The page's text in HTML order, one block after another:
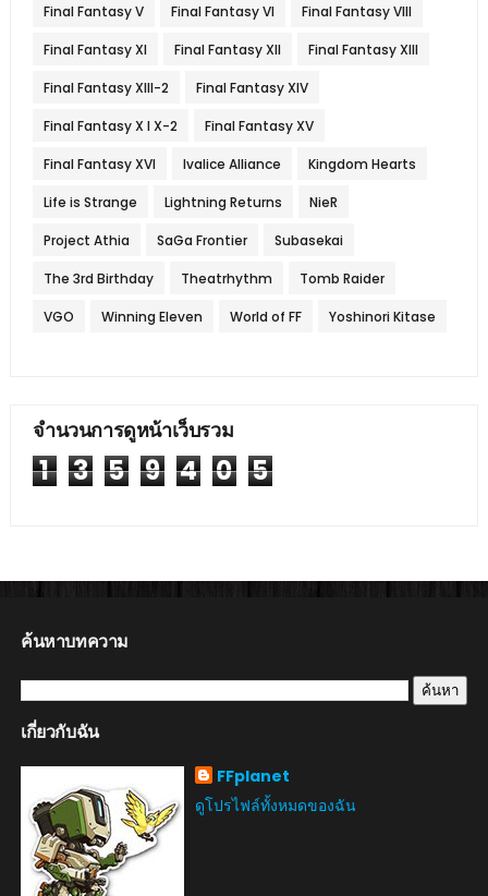
Final Fantasy V Final Fantasy VI Final Fantasy VIII
Final Fantasy XI Final Fantasy XII Final Fantasy XIII
Final Fantasy XIII-2 Final Fantasy XIV
Final Fantasy X l X-2 Final Fantasy XV
Final Fantasy XVI Ivalice Alliance Kingdom Hearts
Life is Strange Lightning Returns NieR
Project Athia SaGa Frontier Subasekai
The 3rd Birthday Theatrhythm Tomb Raider
VGO Winning Eleven World of FF Yoshinori Kitase
จำนวนการดูหน้าเว็บรวม
1 3 5 9 4 0 5
ค้นหาบทความ
เกี่ยวกับฉัน
FFplanet
ดูโปรไฟล์ทั้งหมดของฉัน